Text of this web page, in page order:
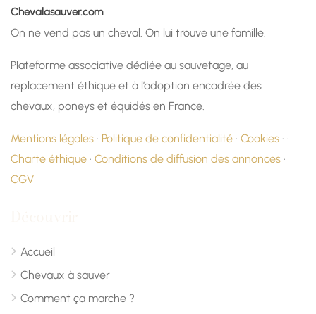
Chevalasauver.com
On ne vend pas un cheval. On lui trouve une famille.
Plateforme associative dédiée au sauvetage, au
replacement éthique et à l’adoption encadrée des
chevaux, poneys et équidés en France.
Mentions légales · Politique de confidentialité · Cookies · ·
Charte éthique · Conditions de diffusion des annonces ·
CGV
Accueil
Chevaux à sauver
Comment ça marche ?